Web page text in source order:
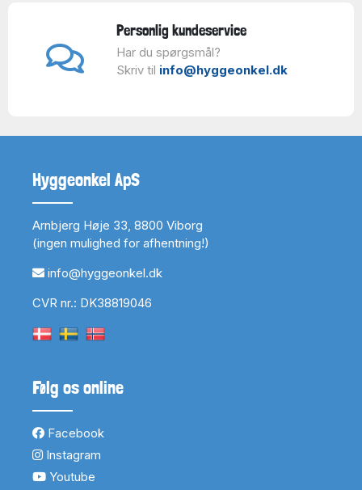
Personlig kundeservice
Har du spørgsmål?
Skriv til info@hyggeonkel.dk
Hyggeonkel ApS
Arnbjerg Høje 33, 8800 Viborg
(ingen mulighed for afhentning!)
info@hyggeonkel.dk
CVR nr.: DK38819046
Følg os online
Facebook
Instagram
Youtube